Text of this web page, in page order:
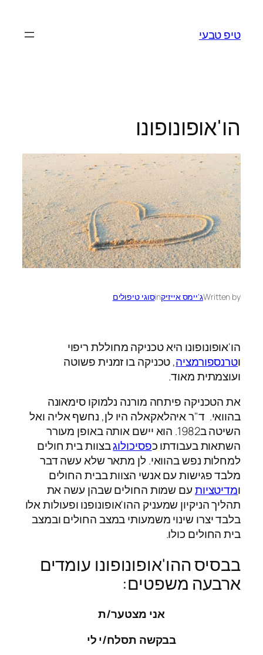
טיפ טבעי
הו'אופונופונו
Written byג'יימס אייזיקinסוגי טיפולים
הו'אופונופונו היא טכניקה מחוללת ריפוי
וטרנספורמציה, טכניקה בו זמנית פשוטה
ועוצמתית מאוד.
את הטכניקה פיתחה מורנה נלמוקו סימאונה
בהוואי. ד"ר איהלאקאלה היו לן, נחשף אליה ואל
השיטה ב1982. הוא יישם אותה באופן מעורר
השתאות בעבודתו כפסיכולוגבצוות בית חולים
למחלות נפש בהוואי. לן מתאר שלא עשה דבר
מלבד פגישות עם אנשי הצוות בבית החולים
ומדיטציותעם שמות החולים שבהן עשה את
תהליך הניקיון שמעניק ההו'אופונופנו ופעולות אלו
בלבד יצרו שינוי משמעותי במצב החולים ובמצב
בית החולים כולו.
בבסיס ההו'אופונופונו עומדים
ארבעה משפטים:
אני מצטער/ת
בבקשה תסלח/י לי